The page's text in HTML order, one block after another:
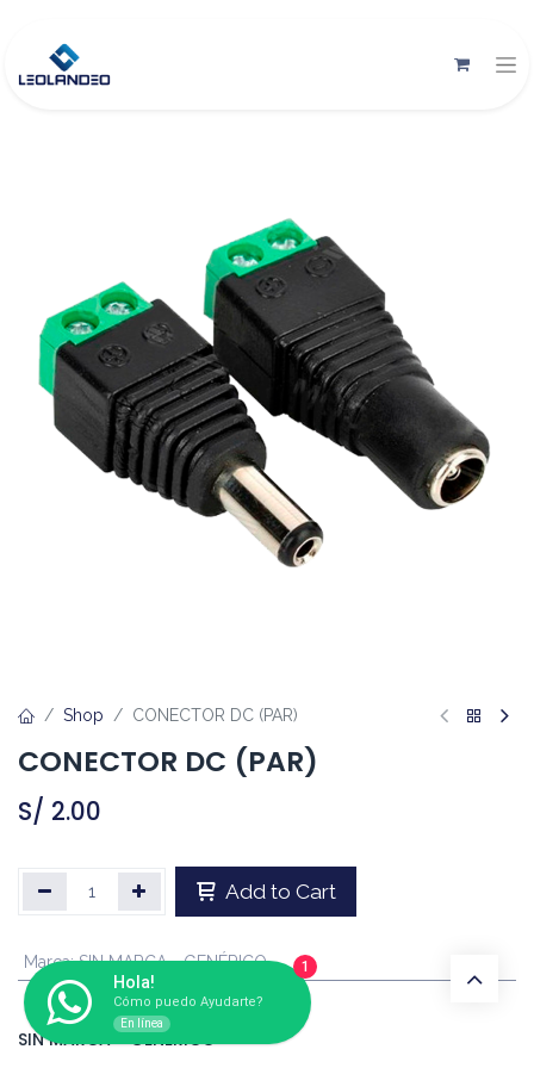
Shop CONECTOR DC (PAR)
CONECTOR DC (PAR)
S/ 2.00
Add to Cart
Marca:SIN MARCA - GENÉRICO
SIN MARCA - GENÉRICO
Hola!
Cómo puedo Ayudarte?
En línea
1